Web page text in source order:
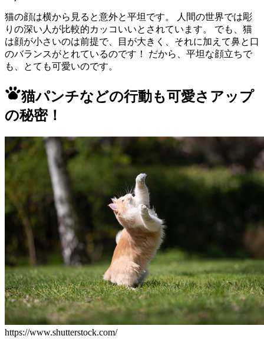
猫の顔は横から見ると意外と平坦です。 人間の世界では彫
りの深い人が比較的カッコいいとされています。 でも、猫
は顔が小さいのは前提で、目が大きく、それに加えて鼻と口
のバランスがとれているのです！ だから、平坦な顔立ちで
も、とても可愛いのです。
猫パンチなどの行動も可愛さアップ
の秘密！
https://www.shutterstock.com/